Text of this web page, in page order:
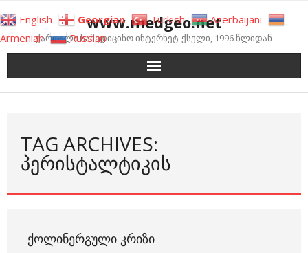
to
content
www.medgeo.net
ქართული სამედიცინო ინტერნეტ-ქსელი, 1996 წლიდან
TAG ARCHIVES:
ᲞᲔᲠᲘᲡᲢᲐᲚᲢᲘᲙᲘᲡ
ᲥᲝᲚᲘᲜᲔᲠᲒᲣᲚᲘ ᲙᲠᲘᲖᲘ
English Georgian Turkish
Azerbaijani
Armenian
Russian